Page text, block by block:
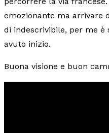
emozionante ma arrivare
di indescrivibile, per me
avuto inizio.
Buona visione e buon